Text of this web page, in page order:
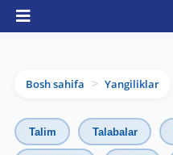
Bosh sahifa > Yangiliklar
Talim Talabalar